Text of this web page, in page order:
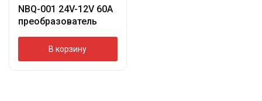
NBQ-001 24V-12V 60A
преобразователь
В корзину